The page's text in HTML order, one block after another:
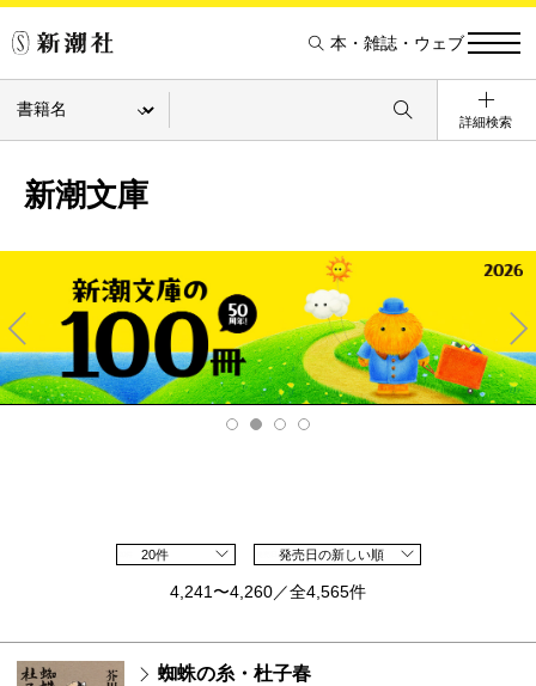
本・雑誌・ウェブ
詳細検索
新潮文庫
Pre
v
Ne
xt
20件 発売日の新しい順
4,241〜4,260／全4,565件
蜘蛛の糸・杜子春